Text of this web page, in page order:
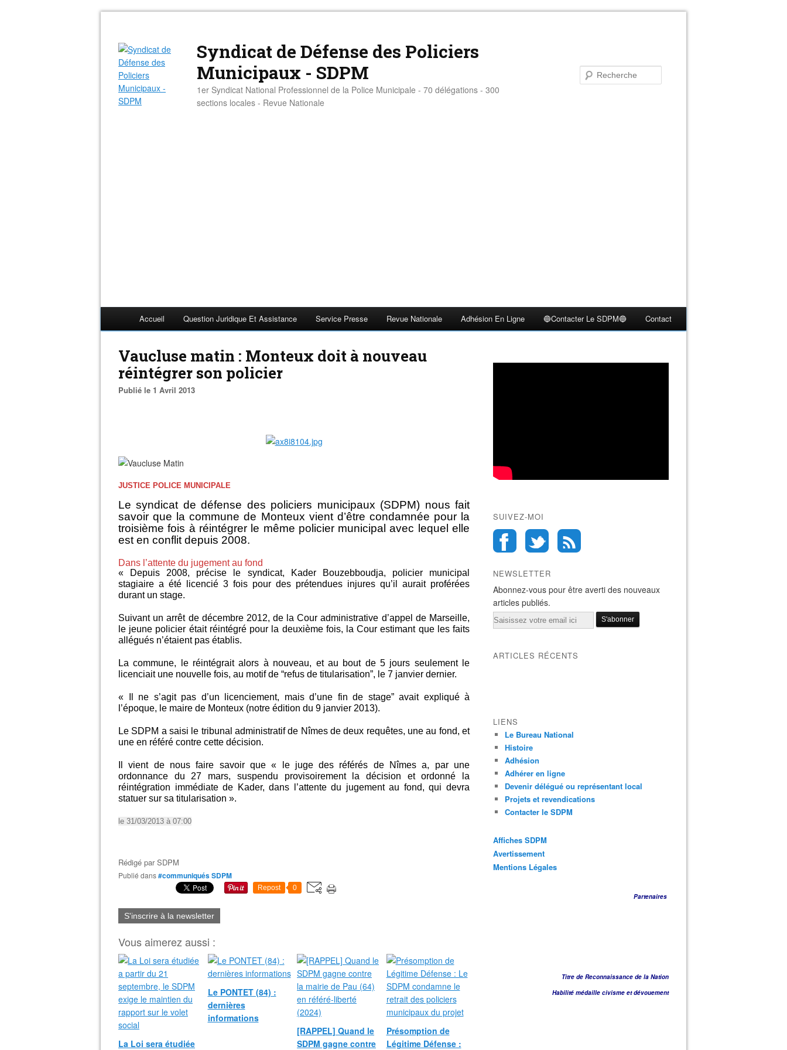
Syndicat de Défense des Policiers
Municipaux - SDPM
1er Syndicat National Professionnel de la Police Municipale - 70 délégations - 300
sections locales - Revue Nationale
Accueil Question Juridique Et Assistance Service Presse Revue Nationale Adhésion En Ligne 🔵Contacter Le SDPM🔵 Contact
Vaucluse matin : Monteux doit à nouveau
réintégrer son policier
Publié le 1 Avril 2013
JUSTICE POLICE MUNICIPALE
Le syndicat de défense des policiers municipaux (SDPM) nous fait
savoir que la commune de Monteux vient d’être condamnée pour la
troisième fois à réintégrer le même policier municipal avec lequel elle
est en conflit depuis 2008.
Dans l’attente du jugement au fond
« Depuis 2008, précise le syndicat, Kader Bouzebboudja, policier municipal
stagiaire a été licencié 3 fois pour des prétendues injures qu’il aurait proférées
durant un stage.
Suivant un arrêt de décembre 2012, de la Cour administrative d’appel de Marseille,
le jeune policier était réintégré pour la deuxième fois, la Cour estimant que les faits
allégués n’étaient pas établis.
La commune, le réintégrait alors à nouveau, et au bout de 5 jours seulement le
licenciait une nouvelle fois, au motif de “refus de titularisation”, le 7 janvier dernier.
« Il ne s’agit pas d’un licenciement, mais d’une fin de stage” avait expliqué à
l’époque, le maire de Monteux (notre édition du 9 janvier 2013).
Le SDPM a saisi le tribunal administratif de Nîmes de deux requêtes, une au fond, et
une en référé contre cette décision.
Il vient de nous faire savoir que « le juge des référés de Nîmes a, par une
ordonnance du 27 mars, suspendu provisoirement la décision et ordonné la
réintégration immédiate de Kader, dans l’attente du jugement au fond, qui devra
statuer sur sa titularisation ».
le 31/03/2013 à 07:00
Rédigé parSDPM
Publié dans#communiqués SDPM
Repost 0
S'inscrire à la newsletter
Vous aimerez aussi :
La Loi sera étudiée
Le PONTET (84) :
dernières
informations
[RAPPEL] Quand le
SDPM gagne contre
Présomption de
Légitime Défense :
SUIVEZ-MOI
NEWSLETTER
Abonnez-vous pour être averti des nouveaux
articles publiés.
Email
ARTICLES RÉCENTS
LIENS
Le Bureau National
Histoire
Adhésion
Adhérer en ligne
Devenir délégué ou représentant local
Projets et revendications
Contacter le SDPM
Affiches SDPM
Avertissement
Mentions Légales
Partenaires
Titre de Reconnaissance de la Nation
Habilité médaille civisme et dévouement